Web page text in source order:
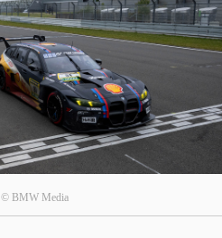
© BMW Media